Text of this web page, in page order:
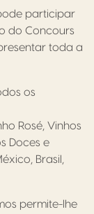
participar
do Concours
toda a
os
Rosé, Vinhos
Doces e
Brasil,
permite-lhe